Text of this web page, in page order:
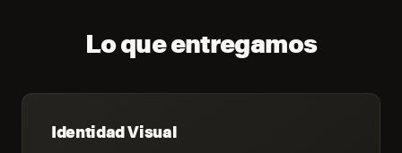
Lo que entregamos
Identidad Visual